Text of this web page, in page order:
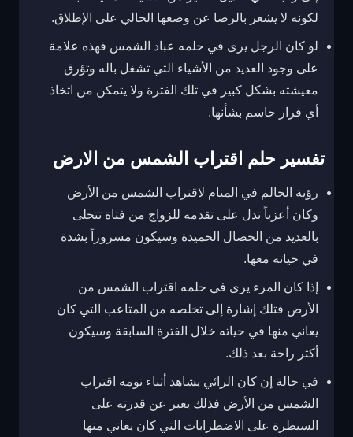
لكونه لا يشعر بالرضا عن وضعها الحالي على الإطلاق.
لو كان الرجل يرى في حلمه عباد الشمس فهذه علامة
على وجود العديد من الأشياء التي تشغل باله وتؤرق
معيشته بشكل كبير في تلك الفترة ولا يتمكن من اتخاذ
أي قرار حاسم بشأنها.
تفسير حلم اقتراب الشمس من الارض
رؤية الحالم في المنام لاقتراب الشمس من الأرض
وكان أعزباً تدل على تقدمه للزواج من فتاة تتحلى
بالعديد من الخصال الحميدة وسيكون مسروراً بشدة
في حياته معها.
إذا كان المرء يرى في حلمه اقتراب الشمس من
الأرض فتلك إشارة إلى تخلصه من المتاعب التي كان
يعاني منها في حياته خلال الفترة السابقة وسيكون
أكثر راحة بعد ذلك.
في حالة إن كان الرائي يشاهد أثناء نومه اقتراب
الشمس من الأرض فذلك يعبر عن قدرته على
السيطرة على الاضطرابات التي كان يعاني منها